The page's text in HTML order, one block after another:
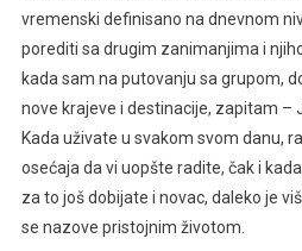
vremenski definisano na dnevnom
porediti sa drugim zanimanjima i
kada sam na putovanju sa grupom,
nove krajeve i destinacije, zapitam –
Kada uživate u svakom svom danu,
osećaja da vi uopšte radite, čak i
za to još dobijate i novac, daleko je
se nazove pristojnim životom.